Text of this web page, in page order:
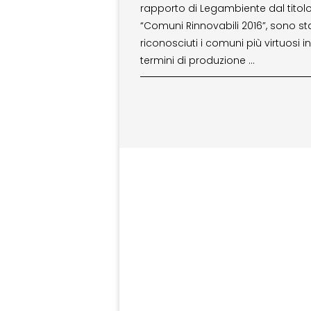
rapporto di Legambiente dal
“Comuni Rinnovabili 2016”, sono
riconosciuti i comuni più virtuosi in
termini di produzione …